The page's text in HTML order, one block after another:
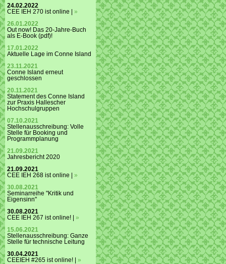
24.02.2022
CEE IEH 270 ist online | »
26.01.2022
Out now! Das 20-Jahre-Buch
als E-Book (pdf)!
17.01.2022
Aktuelle Lage im Conne Island
23.11.2021
Conne Island erneut
geschlossen
20.11.2021
Statement des Conne Island
zur Praxis Hallescher
Hochschulgruppen
07.10.2021
Stellenausschreibung: Volle
Stelle für Booking und
Programmplanung
21.09.2021
Jahresbericht 2020
21.09.2021
CEE IEH 268 ist online | »
30.08.2021
Seminarreihe "Kritik und
Eigensinn"
30.08.2021
CEE IEH 267 ist online! | »
15.06.2021
Stellenausschreibung: Ganze
Stelle für technische Leitung
30.04.2021
CEEIEH #265 ist online! | »